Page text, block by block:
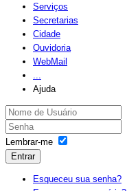
Serviços
Secretarias
Cidade
Ouvidoria
WebMail
...
Ajuda
Lembrar-me
Entrar
Esqueceu sua senha?